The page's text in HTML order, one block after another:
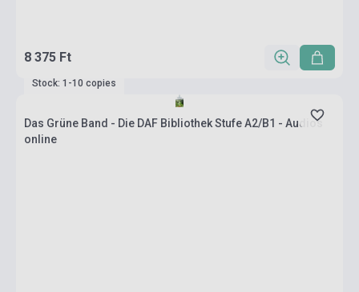
8 375 Ft
Stock: 1-10 copies
Das Grüne Band - Die DAF Bibliothek Stufe A2/B1 - Audios
online